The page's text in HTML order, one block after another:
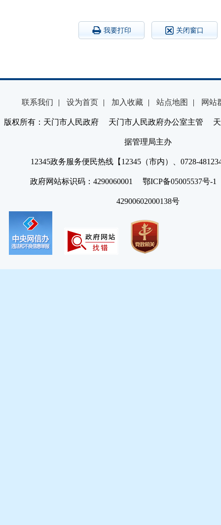
我要打印 关闭窗口
联系我们 | 设为首页 | 加入收藏 | 站点地图 | 网站
版权所有：天门市人民政府 天门市人民政府办公室主管 天
据管理局主办
12345政务服务便民热线【12345（市内）、0728-
政府网站标识码：4290060001 鄂ICP备05005537号
42900602000138号